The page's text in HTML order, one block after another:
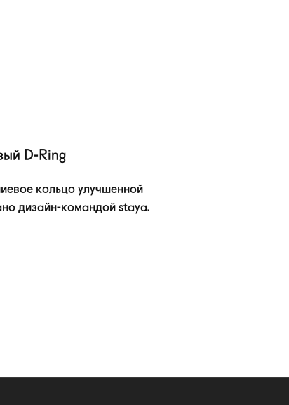
D-Ring
кольцо улучшенной
дизайн-командой staya.